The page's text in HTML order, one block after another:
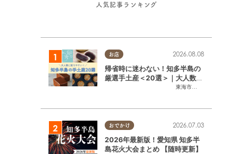
人気記事ランキング
お店
東海市
,大府市
2026.08.08
帰省時に迷わない！知多半島の
厳選手土産＜20選＞｜大人数に
配りやすい個包装ギフト
おでかけ 2026.07.03
2026年最新版！愛知県 知多半
島花火大会まとめ 【随時更新】